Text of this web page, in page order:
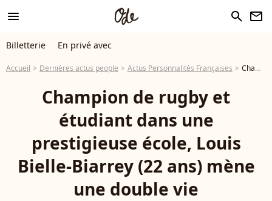
menu search newsletter
Billetterie En privé avec
Accueil Dernières actus people Actus Personnalités Françaises Champion de rugby et étudiant dans une prestigieuse école, Louis Bielle-Biarrey (22 ans) mène une double vie
Champion de rugby et
étudiant dans une
prestigieuse école, Louis
Bielle-Biarrey (22 ans) mène
une double vie